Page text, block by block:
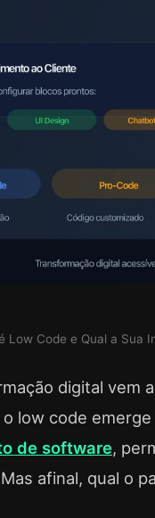
Low Code e Qual a Sua
digital vem
low code
de software,
afinal, qual o